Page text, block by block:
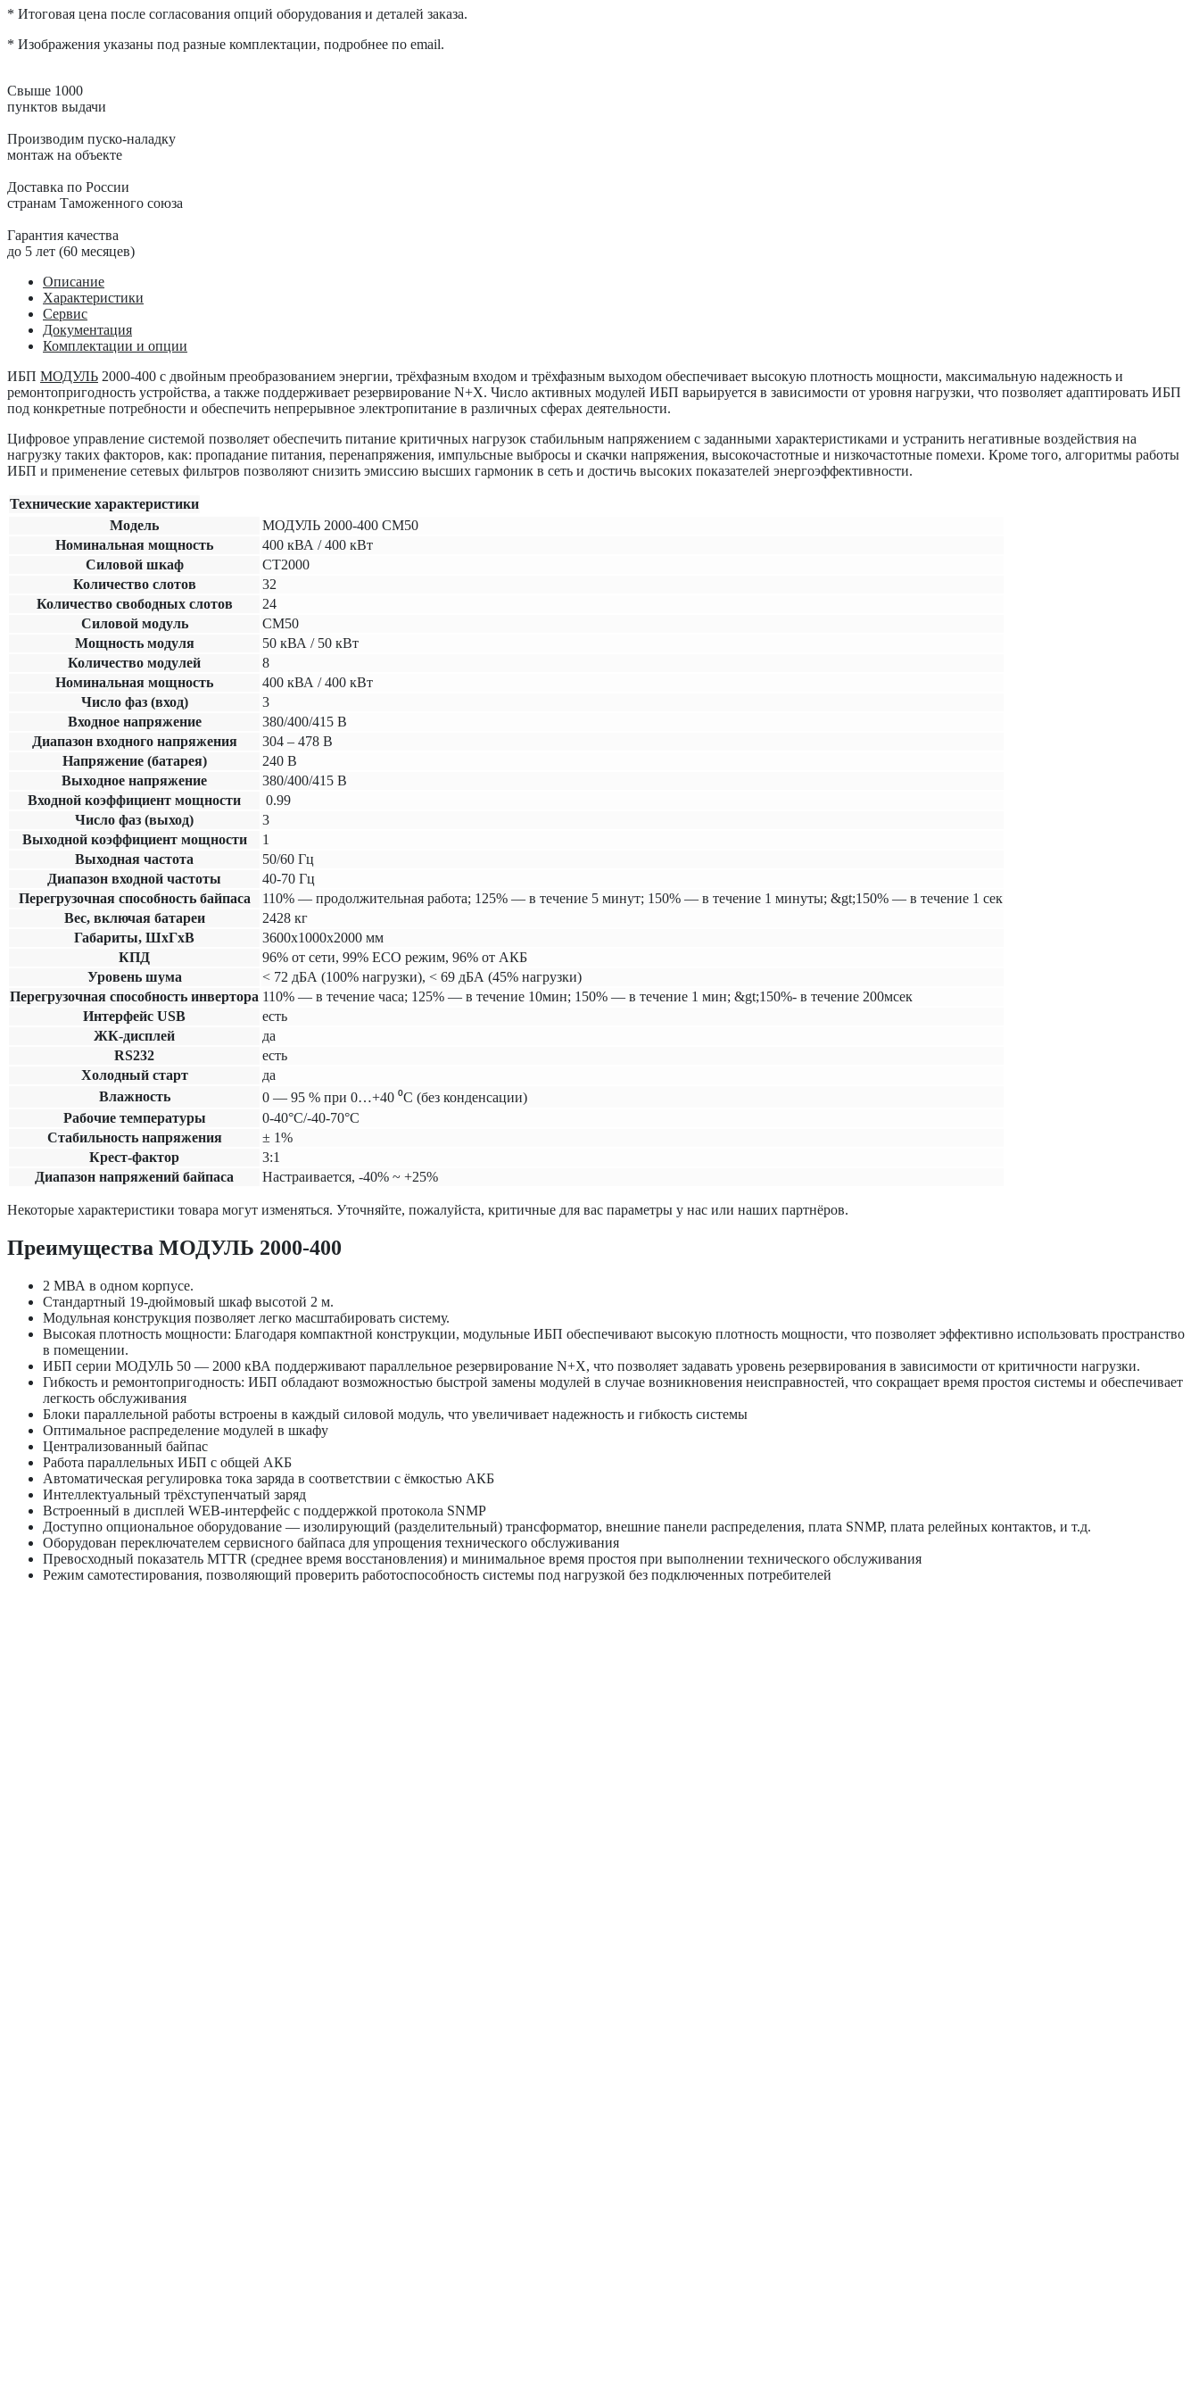
* Итоговая цена после согласования опций оборудования и деталей заказа.
* Изображения указаны под разные комплектации, подробнее по email.
Свыше 1000
пунктов выдачи
Производим пуско-наладку
монтаж на объекте
Доставка по России
странам Таможенного союза
Гарантия качества
до 5 лет (60 месяцев)
Описание
Характеристики
Сервис
Документация
Комплектации и опции
ИБП МОДУЛЬ 2000-400 с двойным преобразованием энергии, трёхфазным входом и трёхфазным выходом обеспечивает высокую плотность мощности, максимальную надежность и
ремонтопригодность устройства, а также поддерживает резервирование N+X. Число активных модулей ИБП варьируется в зависимости от уровня нагрузки, что позволяет адаптировать ИБП
под конкретные потребности и обеспечить непрерывное электропитание в различных сферах деятельности.
Цифровое управление системой позволяет обеспечить питание критичных нагрузок стабильным напряжением с заданными характеристиками и устранить негативные воздействия на
нагрузку таких факторов, как: пропадание питания, перенапряжения, импульсные выбросы и скачки напряжения, высокочастотные и низкочастотные помехи. Кроме того, алгоритмы работы
ИБП и применение сетевых фильтров позволяют снизить эмиссию высших гармоник в сеть и достичь высоких показателей энергоэффективности.
Технические характеристики
Модель
МОДУЛЬ 2000-400 СМ50
Номинальная мощность
400 кВА /400 кВт
Силовой шкаф
СТ2000
Количество слотов
32
Количество свободных слотов
24
Силовой модуль
СМ50
Мощность модуля
50 кВА / 50 кВт
Количество модулей
8
Номинальная мощность
400 кВА / 400 кВт
Число фаз (вход)
3
Входное напряжение
380/400/415 В
Диапазон входного напряжения
304 – 478 В
Напряжение (батарея)
240 В
Выходное напряжение
380/400/415 В
Входной коэффициент мощности
0.99
Число фаз (выход)
3
Выходной коэффициент мощности
1
Выходная частота
50/60 Гц
Диапазон входной частоты
40-70 Гц
Перегрузочная способность байпаса
110% — продолжительная работа; 125% — в течение 5 минут; 150% — в течение 1 минуты; &gt;150% — в течение 1 сек
Вес, включая батареи
2428 кг
Габариты, ШхГхВ
3600х1000х2000 мм
КПД
96% от сети, 99% ECO режим, 96% от АКБ
Уровень шума
< 72 дБА (100% нагрузки), < 69 дБА (45% нагрузки)
Перегрузочная способность инвертора 110% — в течение часа; 125% — в течение 10мин; 150% — в течение 1 мин; &gt;150%- в течение 200мсек
Интерфейс USB
есть
ЖК-дисплей
да
RS232
есть
Холодный старт
да
Влажность
0 — 95 % при 0…+40 ⁰С (без конденсации)
Рабочие температуры
0-40°C/-40-70°C
Cтабильность напряжения
± 1%
Крест-фактор
3:1
Диапазон напряжений байпаса
Настраивается, -40% ~ +25%
Некоторые характеристики товара могут изменяться. Уточняйте, пожалуйста, критичные для вас параметры у нас или наших партнёров.
Преимущества МОДУЛЬ 2000-400
2 МВА в одном корпусе.
Стандартный 19-дюймовый шкаф высотой 2 м.
Модульная конструкция позволяет легко масштабировать систему.
Высокая плотность мощности: Благодаря компактной конструкции, модульные ИБП обеспечивают высокую плотность мощности, что позволяет эффективно использовать пространство
в помещении.
ИБП серии МОДУЛЬ 50 — 2000 кВА поддерживают параллельное резервирование N+X, что позволяет задавать уровень резервирования в зависимости от критичности нагрузки.
Гибкость и ремонтопригодность: ИБП обладают возможностью быстрой замены модулей в случае возникновения неисправностей, что сокращает время простоя системы и обеспечивает
легкость обслуживания
Блоки параллельной работы встроены в каждый силовой модуль, что увеличивает надежность и гибкость системы
Оптимальное распределение модулей в шкафу
Централизованный байпас
Работа параллельных ИБП с общей АКБ
Автоматическая регулировка тока заряда в соответствии с ёмкостью АКБ
Интеллектуальный трёхступенчатый заряд
Встроенный в дисплей WEB-интерфейс с поддержкой протокола SNMP
Доступно опциональное оборудование — изолирующий (разделительный) трансформатор, внешние панели распределения, плата SNMP, плата релейных контактов, и т.д.
Оборудован переключателем сервисного байпаса для упрощения технического обслуживания
Превосходный показатель MTTR (среднее время восстановления) и минимальное время простоя при выполнении технического обслуживания
Режим самотестирования, позволяющий проверить работоспособность системы под нагрузкой без подключенных потребителей